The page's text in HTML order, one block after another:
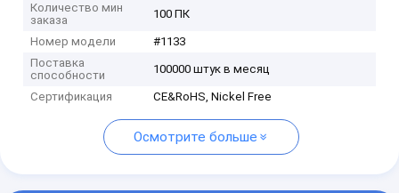
Количество мин
заказа
100 ПК
Номер модели
#1133
Поставка
способности
100000 штук в месяц
Сертификация CE&RoHS, Nickel Free
Осмотрите больше